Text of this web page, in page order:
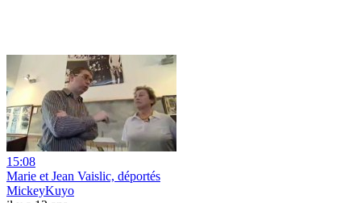
15:08
Marie et Jean Vaislic, déportés
MickeyKuyo